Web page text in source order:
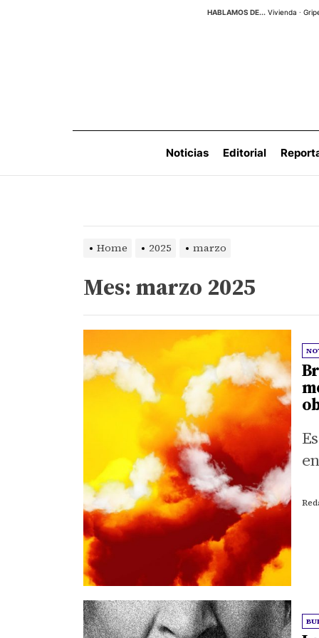
HABLAMOS DE... Vivienda ·
Noticias Editorial
Home 2025 marzo
Mes: marzo 2025